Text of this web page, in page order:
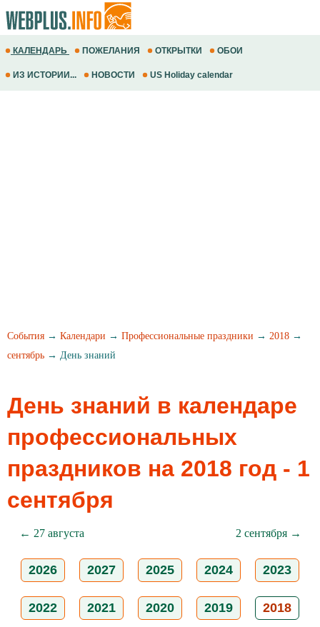
КАЛЕНДАРЬ ПОЖЕЛАНИЯ ОТКРЫТКИ ОБОИ
ИЗ ИСТОРИИ... НОВОСТИ US Holiday calendar
События → Календари → Профессиональные праздники → 2018 →
сентябрь → День знаний
День знаний в календаре
профессиональных
праздников на 2018 год - 1
сентября
← 27 августа 2 сентября →
2026 2027 2025 2024 2023
2022 2021 2020 2019 2018